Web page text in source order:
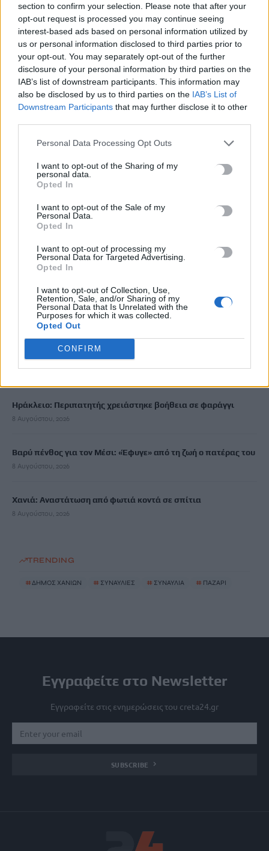
section to confirm your selection. Please note that after your
opt-out request is processed you may continue seeing
interest-based ads based on personal information utilized by
us or personal information disclosed to third parties prior to
your opt-out. You may separately opt-out of the further
disclosure of your personal information by third parties on the
IAB’s list of downstream participants. This information may
also be disclosed by us to third parties on the IAB’s List of
Downstream Participants that may further disclose it to other
Personal Data Processing Opt Outs
I want to opt-out of the Sharing of my
personal data.
Opted In
I want to opt-out of the Sale of my
Personal Data.
Opted In
I want to opt-out of processing my
Personal Data for Targeted Advertising.
Opted In
I want to opt-out of Collection, Use,
Retention, Sale, and/or Sharing of my
Personal Data that Is Unrelated with the
Purposes for which it was collected.
Opted Out
CONFIRM
ΡΟΗ ΕΙΔΗΣΕΩΝ
«Ergani app»: Νέα εφαρμογή για εργοδότες – Πώς θα κάνετε
πρόσληψη μέσω κινητού
8 Αυγούστου, 2026
Χανιά: Δίκτυο περισσότερων από 60 κρηνών προσφέρει
δωρεάν πόσιμο νερό σε δημόσιους χώρους
8 Αυγούστου, 2026
8 Αυγούστου, 2026
“Έρθεις δεν έρθεις…θα σ”αγκαλιάζω”: Συναυλία αγάπης στις
24 Αυγούστου στο ΕΛ.ΜΕ.ΠΑ.
8 Αυγούστου, 2026
Από την Παρασκευή 11 Σεπτεμβρίου το καθιερωμένο παζάρι
και Ν. Ηρακλείου»
8 Αυγούστου, 2026
Τουρισμός για Ολους 2026-2027: Τα SOS για να «κλειδώσετε»
το voucher διακοπών
8 Αυγούστου, 2026
Ηράκλειο: Περιπατητής χρειάστηκε βοήθεια σε φαράγγι
8 Αυγούστου, 2026
Βαρύ πένθος για τον Μέσι: «Έφυγε» από τη ζωή ο πατέρας του
8 Αυγούστου, 2026
Χανιά: Αναστάτωση από φωτιά κοντά σε σπίτια
8 Αυγούστου, 2026
TRENDING
#ΔΗΜΟΣ ΧΑΝΙΩΝ # ΣΥΝΑΥΛΙΕΣ # ΣΥΝΑΥΛΙΑ # ΠΑΖΑΡΙ
Εγγραφείτε στο Newsletter
Εγγραφείτε στις ενημερώσεις του creta24.gr
SUBSCRIBE